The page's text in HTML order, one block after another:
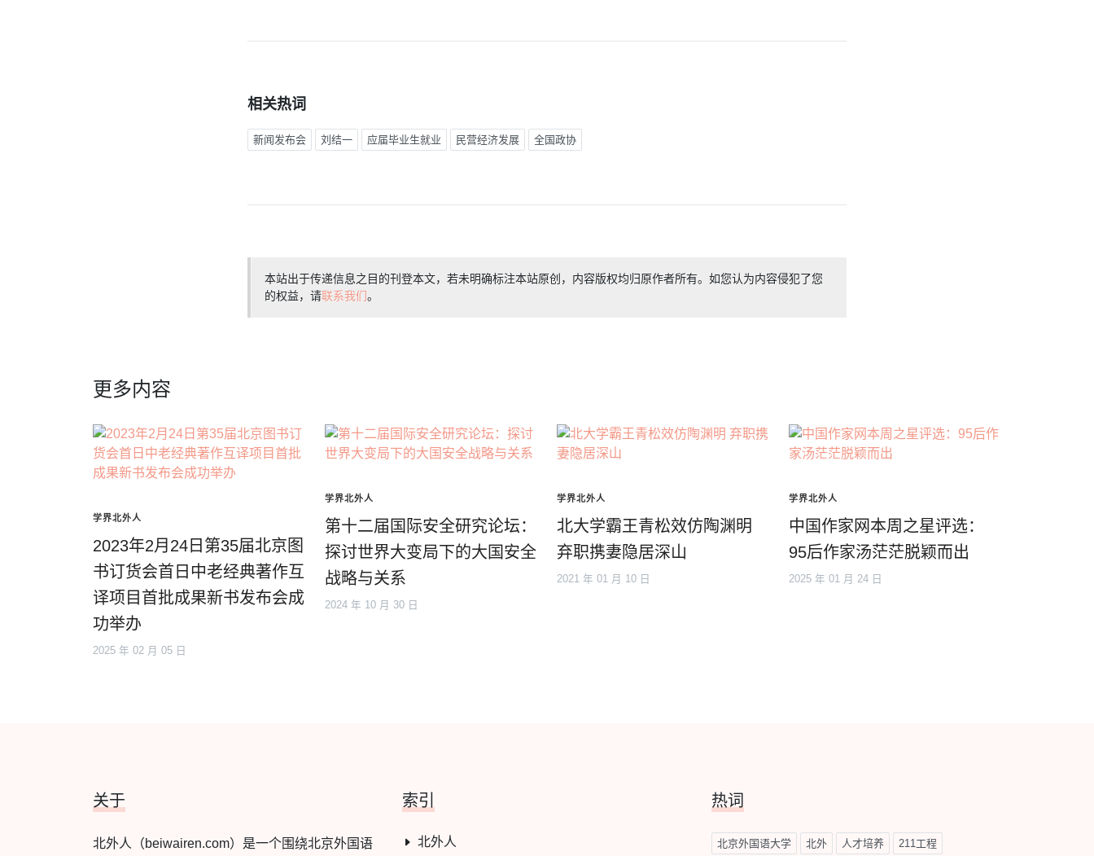
相关热词
新闻发布会 刘结一 应届毕业生就业 民营经济发展 全国政协
本站出于传递信息之目的刊登本文，若未明确标注本站原创，内容版权均归原作者所有。如您认为内容侵犯了您
的权益，请联系我们。
更多内容
学界北外人
2023年2月24日第35届北京图
书订货会首日中老经典著作互
译项目首批成果新书发布会成
功举办
2025 年 02 月 05 日
学界北外人
第十二届国际安全研究论坛：
探讨世界大变局下的大国安全
战略与关系
2024 年 10 月 30 日
学界北外人
北大学霸王青松效仿陶渊明
弃职携妻隐居深山
2021 年 01 月 10 日
学界北外人
中国作家网本周之星评选：
95后作家汤茫茫脱颖而出
2025 年 01 月 24 日
关于
北外人（beiwairen.com）是一个围绕北京外国语
索引
北外人
热词
北京外国语大学 北外 人才培养 211工程